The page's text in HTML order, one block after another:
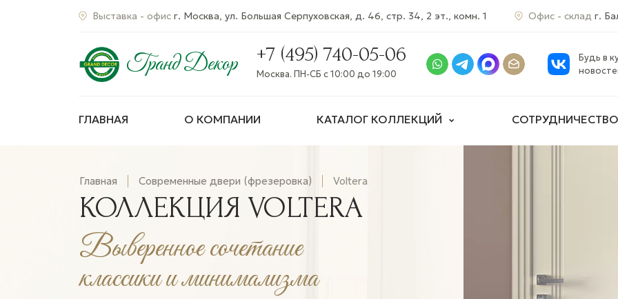
Выставка - офис г. Москва, ул. Большая Серпуховская, д. 46, стр. 34, 2 эт., комн. 1 Офис - склад г.
Гранд Декор +7 (495) 740-05-06
Москва. ПН-СБ с 10:00 до 19:00
Будь в
ГЛАВНАЯ О КОМПАНИИ КАТАЛОГ КОЛЛЕКЦИЙ СОТРУДНИЧЕСТВО
Главная Современные двери (фрезеровка) Voltera
КОЛЛЕКЦИЯ VOLTERA
Выверенное сочетание
классики и минимализма